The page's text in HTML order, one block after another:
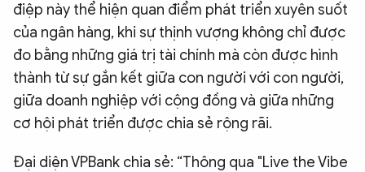
điệp này thể hiện quan điểm phát triển xuyên suốt
của ngân hàng, khi sự thịnh vượng không chỉ được
đo bằng những giá trị tài chính mà còn được hình
thành từ sự gắn kết giữa con người với con người,
giữa doanh nghiệp với cộng đồng và giữa những
cơ hội phát triển được chia sẻ rộng rãi.
Đại diện VPBank chia sẻ: “Thông qua "Live the Vibe